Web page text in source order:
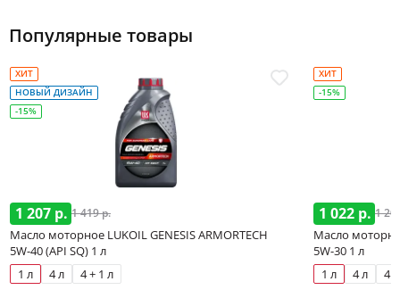
Популярные товары
ХИТ
НОВЫЙ ДИЗАЙН
-15%
1 207 р. 1 419 р.
Масло моторное LUKOIL GENESIS ARMORTECH
5W-40 (API SQ) 1 л
1 л
4 л 4 + 1 л
ХИТ
-15%
1 022 р. 1
Масло
5W-30 1 л
1 л
4 л 4